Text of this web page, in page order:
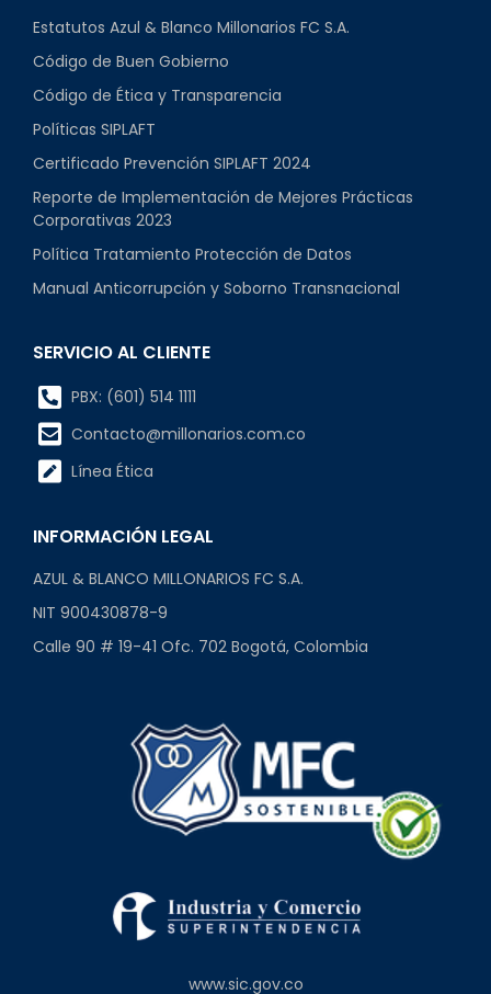
Estatutos Azul & Blanco Millonarios FC S.A.
Código de Buen Gobierno
Código de Ética y Transparencia
Políticas SIPLAFT
Certificado Prevención SIPLAFT 2024
Reporte de Implementación de Mejores Prácticas
Corporativas 2023
Política Tratamiento Protección de Datos
Manual Anticorrupción y Soborno Transnacional
SERVICIO AL CLIENTE
PBX: (601) 514 1111
Contacto@millonarios.com.co
Línea Ética
INFORMACIÓN LEGAL
AZUL & BLANCO MILLONARIOS FC S.A.
NIT 900430878-9
Calle 90 # 19-41 Ofc. 702 Bogotá, Colombia
www.sic.gov.co